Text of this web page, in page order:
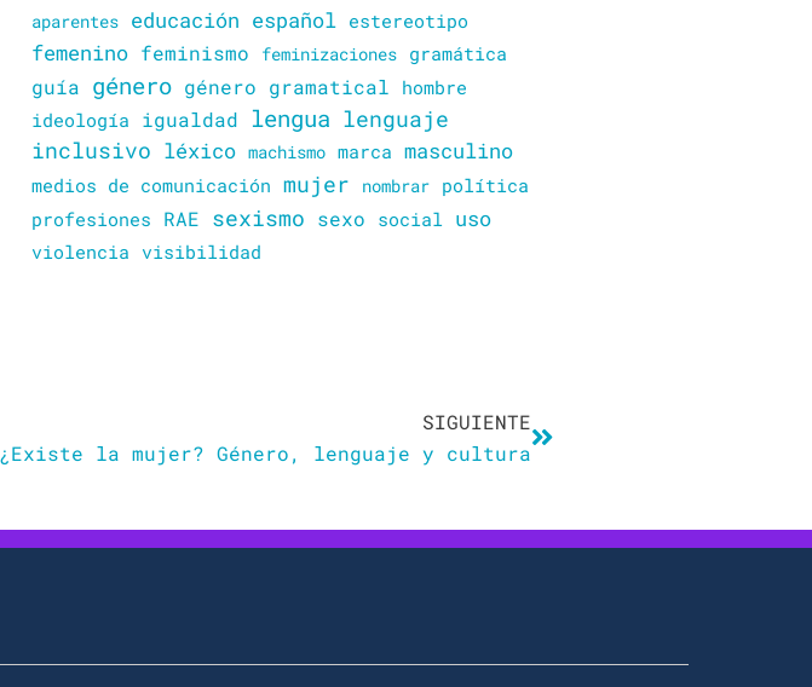
aparentes educación español estereotipo
femenino feminismo feminizaciones gramática
guía género género gramatical hombre
ideología igualdad lengua lenguaje
inclusivo léxico machismo marca masculino
medios de comunicación mujer nombrar política
profesiones RAE sexismo sexo social uso
violencia visibilidad
SIGUIENTE
¿Existe la mujer? Género, lenguaje y cultura